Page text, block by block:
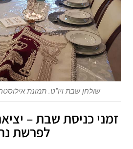
שולחן שבת ויו"ט. תמונת
זמני כניסת שבת –
לפרשת